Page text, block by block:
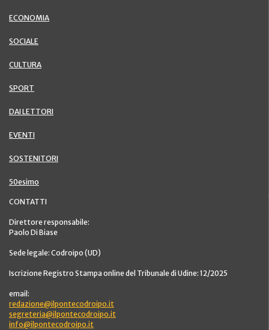
ECONOMIA
SOCIALE
CULTURA
SPORT
DAI LETTORI
EVENTI
SOSTENITORI
50esimo
CONTATTI
Direttore responsabile:
Paolo Di Biase
Sede legale: Codroipo (UD)
Iscrizione Registro Stampa online del Tribunale di Udine: 12/2025
email:
redazione@ilpontecodroipo.it
segreteria@ilpontecodroipo.it
info@ilpontecodroipo.it